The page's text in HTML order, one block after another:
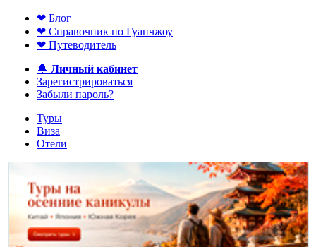
❤ Блог
❤ Справочник по Гуанчжоу
❤ Путеводитель
🔔 Личный кабинет
Зарегистрироваться
Забыли пароль?
Туры
Виза
Отели